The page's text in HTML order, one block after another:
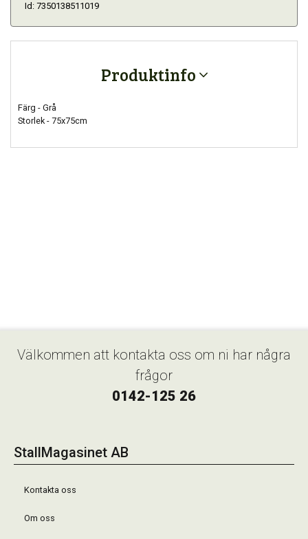
Id: 7350138511019
Produktinfo
Färg - Grå
Storlek - 75x75cm
Välkommen att kontakta oss om ni har några
frågor
0142-125 26
StallMagasinet AB
Kontakta oss
Om oss